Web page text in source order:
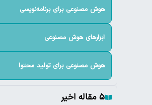
هوش مصنوعی برای برنامه‌نویسی
ابزارهای هوش مصنوعی
هوش مصنوعی برای تولید محتوا
۵ مقاله اخیر